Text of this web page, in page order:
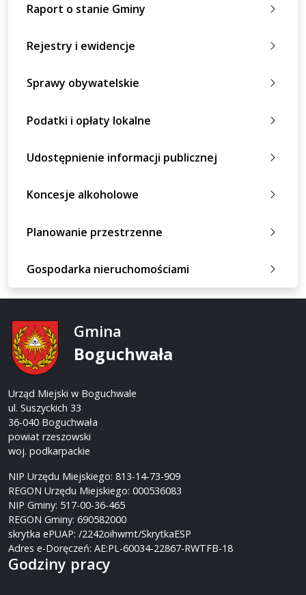
Raport o stanie Gminy
Rejestry i ewidencje
Sprawy obywatelskie
Podatki i opłaty lokalne
Udostępnienie informacji publicznej
Koncesje alkoholowe
Planowanie przestrzenne
Gospodarka nieruchomościami
Gmina
Boguchwała
Urząd Miejski w Boguchwale
ul. Suszyckich 33
36-040 Boguchwała
powiat rzeszowski
woj. podkarpackie
NIP Urzędu Miejskiego: 813-14-73-909
REGON Urzędu Miejskiego: 000536083
NIP Gminy: 517-00-36-465
REGON Gminy: 690582000
skrytka ePUAP: /2242oihwmt/SkrytkaESP
Adres e-Doręczeń: AE:PL-60034-22867-RWTFB-18
Godziny pracy